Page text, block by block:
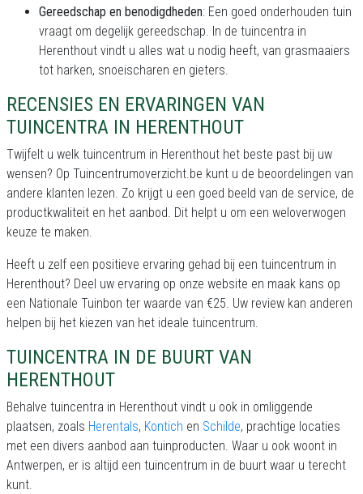
Gereedschap en benodigdheden: Een goed onderhouden tuin
vraagt om degelijk gereedschap. In de tuincentra in
Herenthout vindt u alles wat u nodig heeft, van grasmaaiers
tot harken, snoeischaren en gieters.
RECENSIES EN ERVARINGEN VAN
TUINCENTRA IN HERENTHOUT
Twijfelt u welk tuincentrum in Herenthout het beste past bij uw
wensen? Op Tuincentrumoverzicht.be kunt u de beoordelingen van
andere klanten lezen. Zo krijgt u een goed beeld van de service, de
productkwaliteit en het aanbod. Dit helpt u om een weloverwogen
keuze te maken.
Heeft u zelf een positieve ervaring gehad bij een tuincentrum in
Herenthout? Deel uw ervaring op onze website en maak kans op
een Nationale Tuinbon ter waarde van €25. Uw review kan anderen
helpen bij het kiezen van het ideale tuincentrum.
TUINCENTRA IN DE BUURT VAN
HERENTHOUT
Behalve tuincentra in Herenthout vindt u ook in omliggende
plaatsen, zoals Herentals, Kontich en Schilde, prachtige locaties
met een divers aanbod aan tuinproducten. Waar u ook woont in
Antwerpen, er is altijd een tuincentrum in de buurt waar u terecht
kunt.